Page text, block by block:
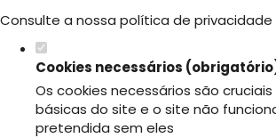
Consulte a nossa política de privacidade
Cookies necessários
Os cookies necessários são
básicas do site e o site não
pretendida sem eles